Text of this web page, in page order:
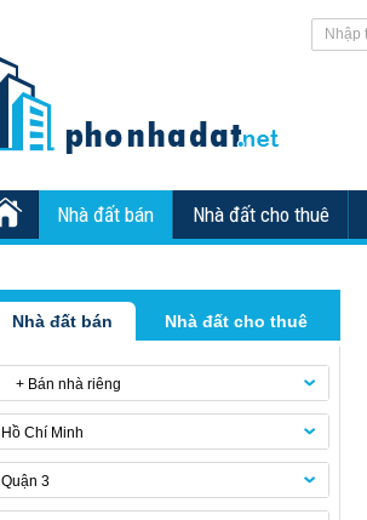
Nhà đất bán Nhà đất cho thuê
Nhà đất bán Nhà đất cho thuê
+ Bán nhà riêng
Hồ Chí Minh
Quận 3